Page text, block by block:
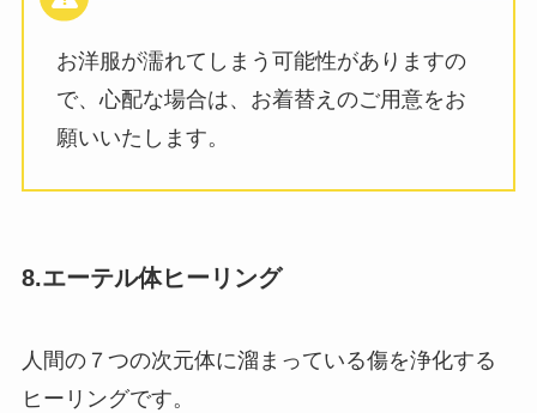
お洋服が濡れてしまう可能性がありますの
で、心配な場合は、お着替えのご用意をお
願いいたします。
8.エーテル体ヒーリング
人間の７つの次元体に溜まっている傷を浄化する
ヒーリングです。